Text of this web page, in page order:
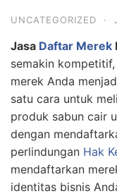
UNCATEGORIZED ·
Jasa Daftar Merek
semakin
merek Anda
satu cara untuk
produk sabun cair
dengan
perlindungan Hak
mendaftarkan
identitas bisnis